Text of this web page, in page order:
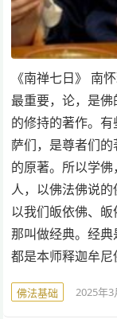
《南禅七日》 南
最重要，论，是
的修持的著作。
萨们，是尊者们
的原著。所以学
人，以佛法佛说
以我们皈依佛、皈
那叫做经典。经典
都是本师释迦牟
佛法基础 2025年3